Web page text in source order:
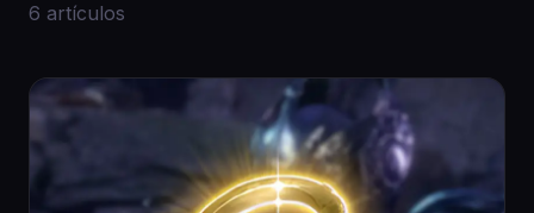
6 artículos